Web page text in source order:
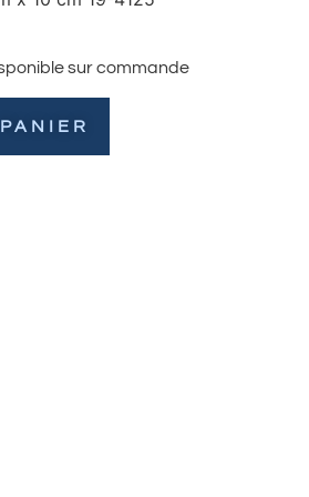
sur commande